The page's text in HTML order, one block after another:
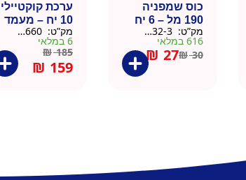
כוס שמפניה
190 מל – 6 יח
מק”ט:
616 במלאי
₪30
₪ 27
ערכת
10 יח – מעמד
עץ
מק”ט:
6 במלאי
₪185
₪ 159